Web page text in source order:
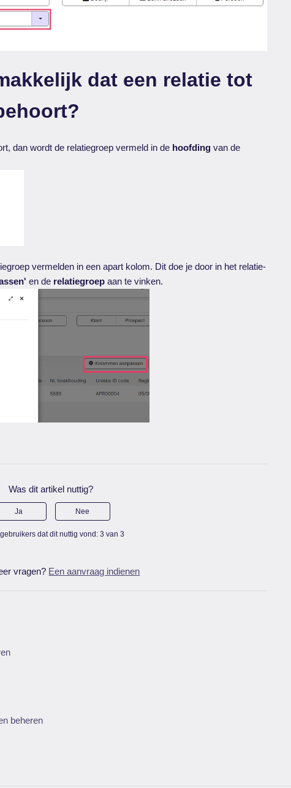
dat een relatie tot
dan wordt de relatiegroep vermeld in de hoofding van de
vermelden in een apart kolom. Dit doe je door in het relatie-
en de relatiegroep aan te vinken.
Was dit artikel nuttig?
Ja Nee
dat dit nuttig vond: 3 van 3
vragen? Een aanvraag indienen
beheren